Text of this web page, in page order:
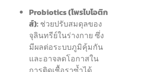
Probiotics (โพรไบโอติก
ส์): ช่วยปรับสมดุลของ
จุลินทรีย์ในร่างกาย ซึ่ง
มีผลต่อระบบภูมิคุ้มกัน
และอาจลดโอกาสใน